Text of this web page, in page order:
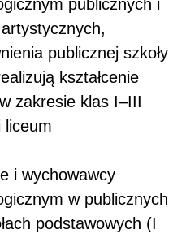
publicznych i
publicznej szkoły
kształcenie
zakresie klas I–III
liceum
i wychowawcy
w publicznych
podstawowych (I